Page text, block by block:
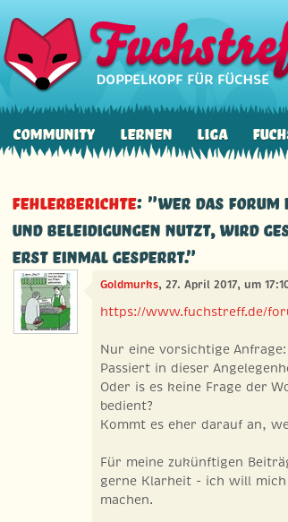
Community Lernen Liga
Fehlerberichte: "Wer das
und Beleidigungen nutzt, wird
erst einmal gesperrt."
Goldmurks, 27. April 2017, um
https://www.fuchstreff.de/
Nur eine vorsichtige Anfrage:
Passiert in dieser
Oder is es keine Frage der
bedient?
Kommt es eher darauf an,
Für meine zukünftigen
gerne Klarheit - ich will
machen.